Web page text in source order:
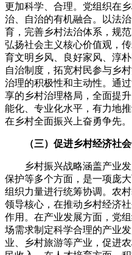
更加科学、合理。党组织在
治、自治的有机融合。以法
育，完善乡村法治体系，规
弘扬社会主义核心价值观，
育文明乡风、良好家风、淳
自治制度，拓宽村民参与乡
治理的积极性和主动性。通
享的乡村治理格局，全面提
能化、专业化水平，有力地
在乡村全面振兴上奋勇争先。
（三）促进乡村经济社
乡村振兴战略涵盖产业
保护等多个方面，是一项庞
组织力量进行统筹协调。农
领导核心，在推动乡村经济
作用。在产业发展方面，党
场需求制定科学合理的产业
业、乡村旅游等产业，促进